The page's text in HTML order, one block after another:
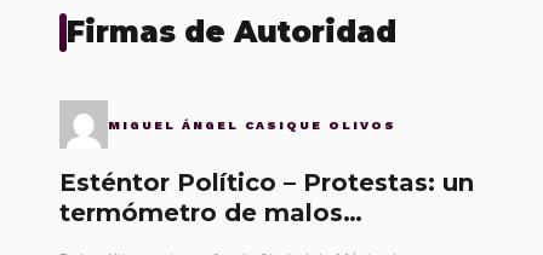
Firmas de Autoridad
MIGUEL ÁNGEL CASIQUE OLIVOS
Esténtor Político – Protestas: un
termómetro de malos